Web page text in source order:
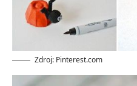
Zdroj: Pinterest.com